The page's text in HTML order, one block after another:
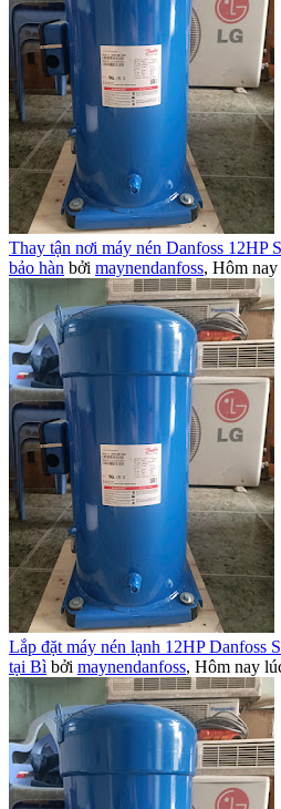
Thay tận nơi máy nén Danfoss
bảo hàn bởi maynendanfoss, Hôm nay
Lắp đặt máy nén lạnh 12HP Danfoss
tại Bì bởi maynendanfoss, Hôm nay